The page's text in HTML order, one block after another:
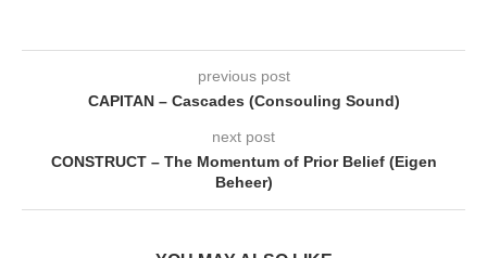
previous post
CAPITAN – Cascades (Consouling Sound)
next post
CONSTRUCT – The Momentum of Prior Belief (Eigen
Beheer)